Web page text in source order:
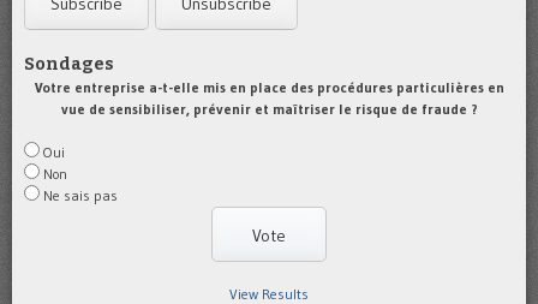
Sondages
Votre entreprise a-t-elle mis en place des procédures particulières en
vue de sensibiliser, prévenir et maîtriser le risque de fraude ?
Oui
Non
Ne sais pas
View Results